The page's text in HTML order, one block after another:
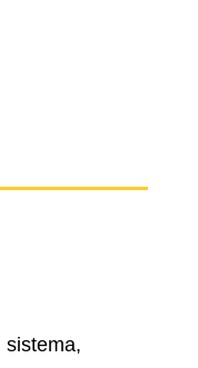
sistema,